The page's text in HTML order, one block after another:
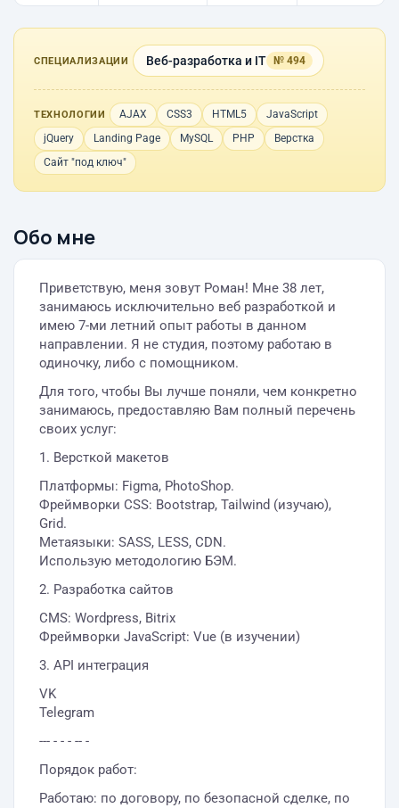
СПЕЦИАЛИЗАЦИИ Веб-разработка и IT № 494
ТЕХНОЛОГИИ AJAX CSS3 HTML5
JavaScript
jQuery
Landing Page MySQL PHP
Верстка
Сайт "под ключ"
Обо мне
Приветствую, меня зовут Роман! Мне 38 лет,
занимаюсь исключительно веб разработкой и
имею 7-ми летний опыт работы в данном
направлении. Я не студия, поэтому работаю в
одиночку, либо с помощником.
Для того, чтобы Вы лучше поняли, чем конкретно
занимаюсь, предоставляю Вам полный перечень
своих услуг:
1. Версткой макетов
Платформы: Figma, PhotoShop.
Фреймворки CSS: Bootstrap, Tailwind (изучаю),
Grid.
Метаязыки: SASS, LESS, CDN.
Использую методологию БЭМ.
2. Разработка сайтов
CMS: Wordpress, Bitrix
Фреймворки JavaScript: Vue (в изучении)
3. API интеграция
VK
Telegram
--- - - - -- -
Порядок работ:
Работаю: по договору, по безопасной сделке, по